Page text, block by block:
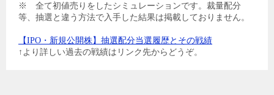
※ 全て初値売りをしたシミュレーションです。裁量配分
等、抽選と違う方法で入手した結果は掲載しておりません。
【IPO・新規公開株】抽選配分当選履歴とその戦績
↑より詳しい過去の戦績はリンク先からどうぞ。